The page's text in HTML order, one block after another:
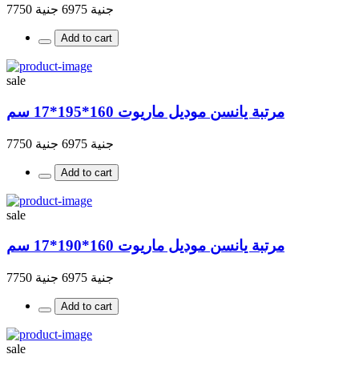
جنية 6975 جنية 7750
Add to cart
sale
مرتبة يانسن موديل ماريوت 160*195*17 سم
جنية 6975 جنية 7750
Add to cart
sale
مرتبة يانسن موديل ماريوت 160*190*17 سم
جنية 6975 جنية 7750
Add to cart
sale